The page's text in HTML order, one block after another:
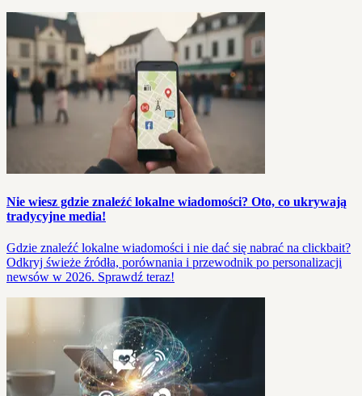
Nie wiesz gdzie znaleźć lokalne wiadomości? Oto, co ukrywają
tradycyjne media!
Gdzie znaleźć lokalne wiadomości i nie dać się nabrać na clickbait?
Odkryj świeże źródła, porównania i przewodnik po personalizacji
newsów w 2026. Sprawdź teraz!